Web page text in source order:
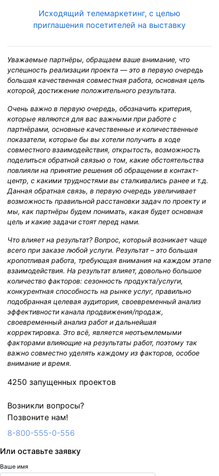
Исходящий телемаркетинг, с целью
приглашения посетителей на выставку
Уважаемые партнёры, обращаем ваше внимание, что
успешность реализации проекта — это в первую очередь
большая качественная совместная работа, основная цель
которой, достижение положительного результата.
Очень важно в первую очередь, обозначить критерия,
которые являются для вас важными при работе с
партнёрами, основные качественные и количественные
показатели, которые бы вы хотели получить в ходе
совместного взаимодействия, открытость, возможность
поделиться обратной связью о том, какие обстоятельства
повлияли на принятие решения об обращении в контакт-
центр, с какими трудностями вы сталкивались ранее и т.д.
Данная обратная связь, в первую очередь увеличивает
возможность правильной расстановки задач по проекту и
мы, как партнёры будем понимать, какая будет основная
цель и какие задачи стоят перед нами.
Что влияет на результат? Вопрос, который возникает чаще
всего при заказе любой услуги. Результат – это большая
кропотливая работа, требующая внимания на каждом этапе
взаимодействия. На результат влияет, довольно большое
количество факторов: сезонность продукта/услуги,
конкурентная способность на рынке услуг, правильно
подобранная целевая аудитория, своевременный анализ
эффективности канала продвижения/продаж,
своевременный анализ работ и дальнейшая
корректировка. Это всё, является неотъемлемыми
факторами влияющие на результаты работ, поэтому так
важно совместно уделять каждому из факторов, особое
внимание и время.
4250 запущенных проектов
Возникли вопросы?
Позвоните нам!
8-800-555-0-556
Или оставьте заявку
Ваше имя